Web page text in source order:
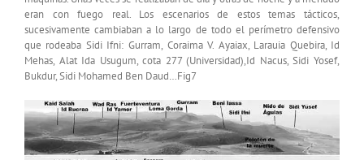
eran con fuego real. Los escenarios de estos temas tácticos,
sucesivamente cambiaban a lo largo de todo el perímetro defensivo
que rodeaba Sidi Ifni: Gurram, Coraima V. Ayaiax, Larauia Quebira, Id
Mehas, Alat Ida Usugum, cota 277 (Universidad),Id Nacus, Sidi Yosef,
Bukdur, Sidi Mohamed Ben Daud…Fig7